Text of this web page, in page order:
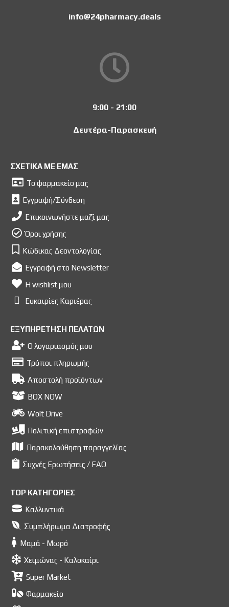
info@24pharmacy.deals
9:00 - 21:00
Δευτέρα-Παρασκευή
ΣΧΕΤΙΚΑ ΜΕ ΕΜΑΣ
Το φαρμακείο μας
Εγγραφή/Σύνδεση
Επικοινωνήστε μαζί μας
Όροι χρήσης
Κώδικας Δεοντολογίας
Εγγραφή στο Newsletter
Η wishlist μου
Ευκαιρίες Kαριέρας
ΕΞΥΠΗΡΕΤΗΣΗ ΠΕΛΑΤΩΝ
Ο λογαριασμός μου
Τρόποι πληρωμής
Αποστολή προϊόντων
BOX NOW
Wolt Drive
Πολιτική επιστροφών
Παρακολούθηση παραγγελίας
Συχνές Ερωτήσεις / FAQ
TOP ΚΑΤΗΓΟΡΙΕΣ
Καλλυντικά
Συμπλήρωμα Διατροφής
Μαμά - Μωρό
Χειμώνας - Καλοκαίρι
Super Market
Φαρμακείο